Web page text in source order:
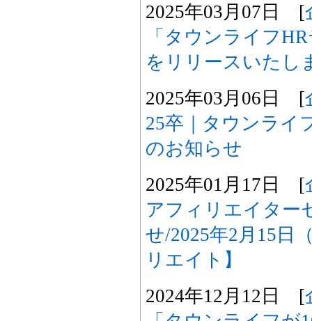
2025年03月07日 [
「タウンライフ
をリリースいたし
2025年03月06日 [
25卒｜タウンライ
のお知らせ
2025年01月17日 [
アフィリエイター
せ/2025年2月15日
リエイト】
2024年12月12日 [